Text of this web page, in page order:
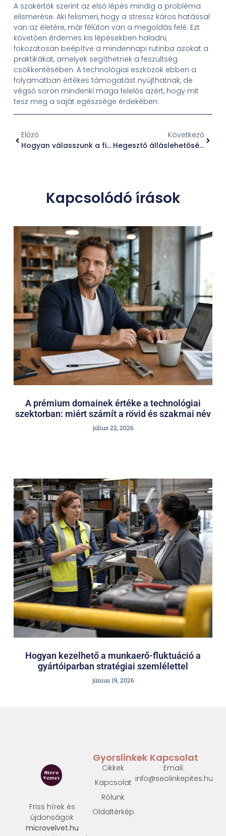
A szakértők szerint az első lépés mindig a probléma
elismerése. Aki felismeri, hogy a stressz káros hatással
van az életére, már félúton van a megoldás felé. Ezt
követően érdemes kis lépésekben haladni,
fokozatosan beépítve a mindennapi rutinba azokat a
praktikákat, amelyek segíthetnek a feszültség
csökkentésében. A technológiai eszközök ebben a
folyamatban értékes támogatást nyújthatnak, de
végső soron mindenki maga felelős azért, hogy mit
tesz meg a saját egészsége érdekében.
Előző
Hogyan válasszunk a fizikai és szellemi munkakörök között a mai munkaerőpiacon?
Következő
Hegesztő álláslehetőségek és munkakörülmények a térségben
Kapcsolódó írások
A prémium domainek értéke a technológiai
szektorban: miért számít a rövid és szakmai név
július 22, 2026
Hogyan kezelhető a munkaerő-fluktuáció a
gyártóiparban stratégiai szemlélettel
június 19, 2026
Friss hírek és
újdonságok
microvelvet.hu
Gyorslinkek
Cikkek
Kapcsolat
Rólunk
Oldaltérkép
Kapcsolat
Email:
info@seolinkepites.hu